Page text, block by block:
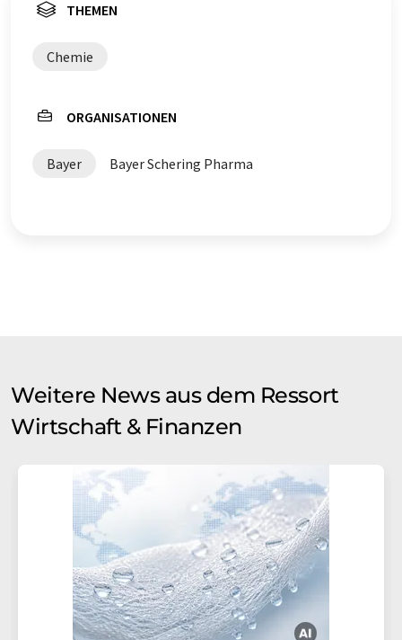
THEMEN
Chemie
ORGANISATIONEN
Bayer Bayer Schering Pharma
Weitere News aus dem Ressort
Wirtschaft & Finanzen